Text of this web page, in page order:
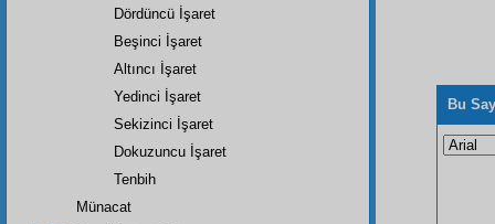
Bu
Dördüncü İşaret
Beşinci İşaret
Altıncı İşaret
Yedinci İşaret
Sekizinci İşaret
Dokuzuncu İşaret
Tenbih
Münacat